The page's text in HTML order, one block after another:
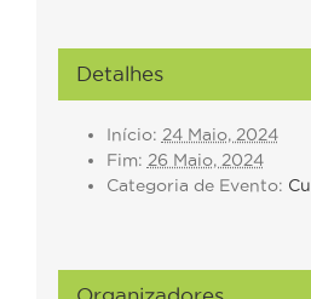
Detalhes
Início: 24 Maio, 2024
Fim: 26 Maio, 2024
Categoria de Evento: